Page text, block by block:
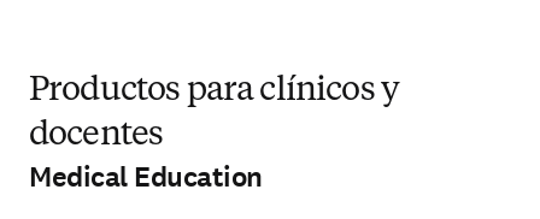
Productos para clínicos y
docentes
Medical Education